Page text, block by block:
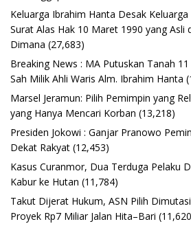
Keluarga Ibrahim Hanta Desak
Surat Alas Hak 10 Maret 1990 yang Asli
Dimana (27,683)
Breaking News : MA Putuskan Tanah
Sah Milik Ahli Waris Alm. Ibrahim Hanta
Marsel Jeramun: Pilih Pemimpin yang
yang Hanya Mencari Korban (13,218)
Presiden Jokowi : Ganjar Pranowo
Dekat Rakyat (12,453)
Kasus Curanmor, Dua Terduga Pelaku
Kabur ke Hutan (11,784)
Takut Dijerat Hukum, ASN Pilih
Proyek Rp7 Miliar Jalan Hita–Bari